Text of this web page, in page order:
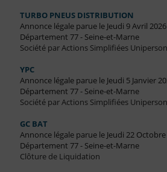
TURBO PNEUS DISTRIBUTION
Annonce légale parue le Jeudi 9 Avril 2026
Département 77 - Seine-et-Marne
Société par Actions Simplifiées
YPC
Annonce légale parue le Jeudi 5 Janvier
Département 77 - Seine-et-Marne
Société par Actions Simplifiées
GC BAT
Annonce légale parue le Jeudi 22 Octobre
Département 77 - Seine-et-Marne
Clôture de Liquidation